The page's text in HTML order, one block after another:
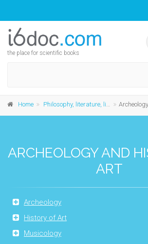
the place for scientific books
Home Philosophy, literature, linguistics and history Archeology
ARCHEOLOGY AND
ART
Archeology
History of Art
Musicology